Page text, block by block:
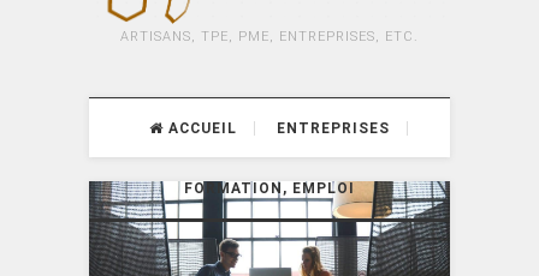
ARTISANS, TPE, PME, ENTREPRISES, ETC.
ACCUEIL ENTREPRISES
FORMATION, EMPLOI